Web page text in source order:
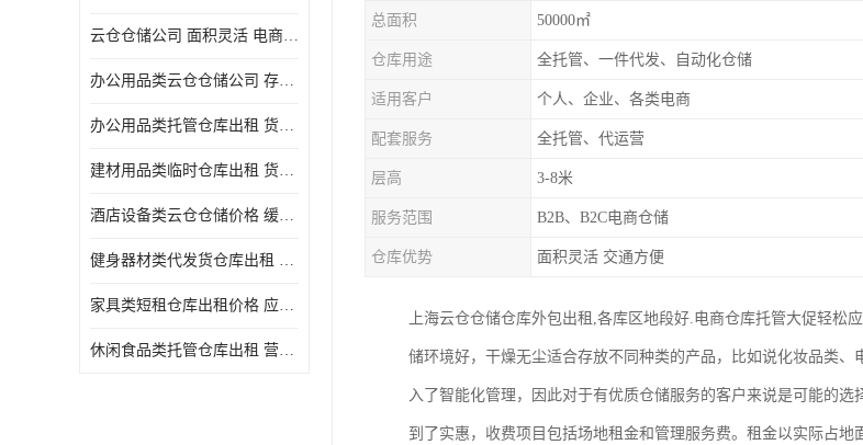
云仓仓储公司 面积灵活 电商仓储物流战略合作
办公用品类云仓仓储公司 存货周转很快 电商仓储物流战略整合
办公用品类托管仓库出租 货物装卸方便 电商仓储物流战略合作
建材用品类临时仓库出租 货物装卸方便 仓储供应链配套
酒店设备类云仓仓储价格 缓解企业储存压力 智能电商配套
健身器材类代发货仓库出租 租期灵活 新媒体平台配套
家具类短租仓库出租价格 应用广泛 智能电商配套
休闲食品类托管仓库出租 营造良好环境氛围 垂直电商配套
总面积 50000㎡
仓库用途 全托管、一件代发、自动化仓储
适用客户 个人、企业、各类电商
配套服务 全托管、代运营
层高 3-8米
服务范围 B2B、B2C电商仓储
仓库优势 面积灵活 交通方便
上海云仓仓储仓库外包出租,各库区地段好.电商仓库托管大促轻松
储环境好，干燥无尘适合存放不同种类的产品，比如说化妆品类
入了智能化管理，因此对于有优质仓储服务的客户来说是可能的
到了实惠，收费项目包括场地租金和管理服务费。租金以实际占